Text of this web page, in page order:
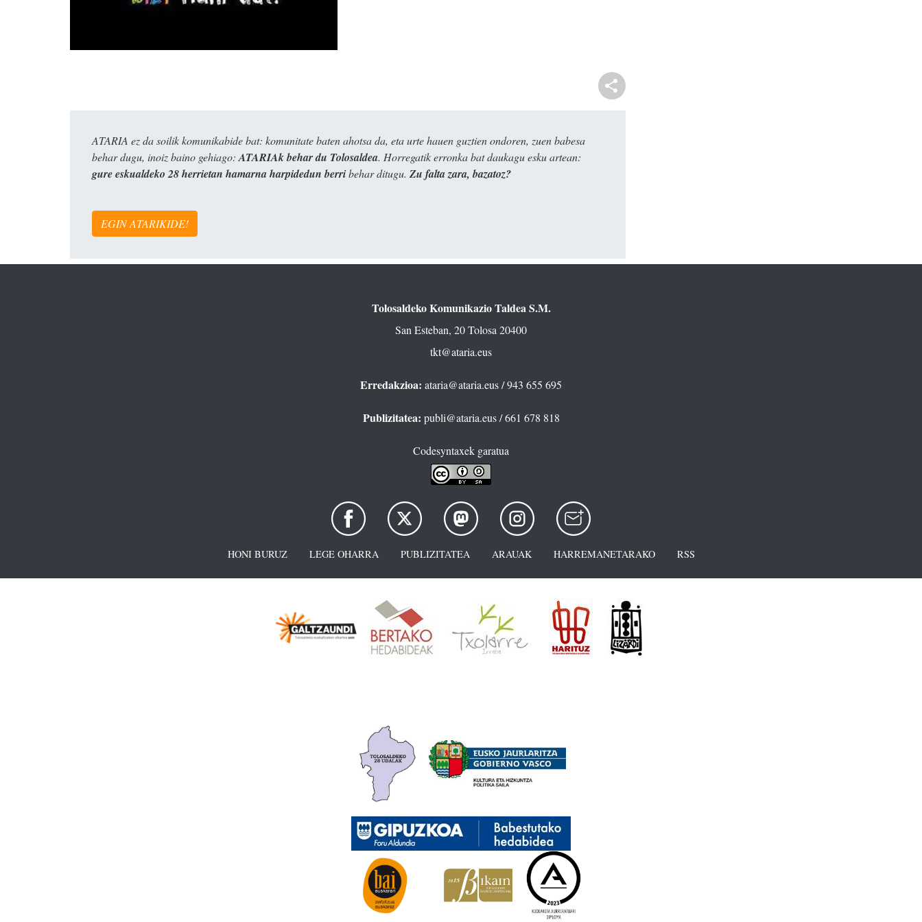
ATARIA ez da soilik komunikabide bat: komunitate baten ahotsa da, eta urte hauen guztien ondoren, zuen babesa
behar dugu, inoiz baino gehiago:ATARIAk behar du Tolosaldea. Horregatik erronka bat daukagu esku artean:
gure eskualdeko 28 herrietan hamarna harpidedun berribehar ditugu. Zu falta zara, bazatoz?
EGIN ATARIKIDE!
Tolosaldeko Komunikazio Taldea S.M.
San Esteban, 20 Tolosa 20400
tkt@ataria.eus
Erredakzioa: ataria@ataria.eus/ 943 655 695
Publizitatea: publi@ataria.eus/ 661 678 818
Codesyntaxek garatua
HONI BURUZ LEGE OHARRA PUBLIZITATEA ARAUAK HARREMANETARAKO RSS